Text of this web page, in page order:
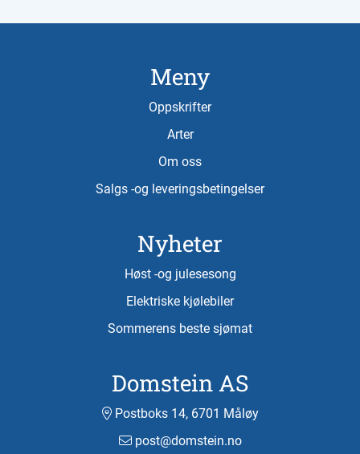
Meny
Oppskrifter
Arter
Om oss
Salgs -og leveringsbetingelser
Nyheter
Høst -og julesesong
Elektriske kjølebiler
Sommerens beste sjømat
Domstein AS
Postboks 14, 6701 Måløy
post@domstein.no